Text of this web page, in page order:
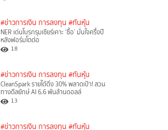
#ข่าวการเงิน การลงทุน #ทันหุ้น
NER เด่นโบรกรุมเชียร์เคาะ ‘ซื้อ’ มั่นใจครึ่งปี
หลังฟอร์มโตต่อ
18
#ข่าวการเงิน การลงทุน #ทันหุ้น
CleanSpark รายได้ดิ่ง 30% พลาดเป้า! สวน
ทางดีลยักษ์ AI 6.6 พันล้านดอลล์
13
#ข่าวการเงิน การลงทุน #ทันหุ้น